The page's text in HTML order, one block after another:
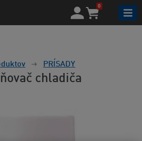
0
PRÍSADY
chladiča